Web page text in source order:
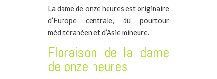
La dame de onze heures est originaire
d’Europe centrale, du pourtour
méditéranéen et d’Asie mineure.
Floraison de la dame
de onze heures